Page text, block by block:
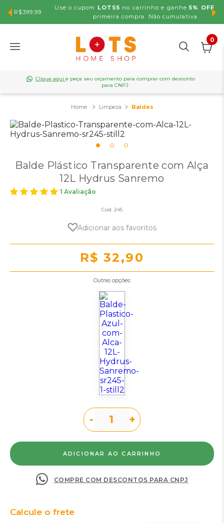
Use o cupomLOTS5no carrinho e ganhe5% OFFna sua
primeira compra. Não cumulativa.
0
Clique aqui e peça seu orçamento para comprar com desconto
para CNPJ
Limpeza Baldes
Balde Plástico Transparente com Alça
12L Hydrus Sanremo
1 Avaliação
Cod: 245
Adicionar aos favoritos
R$ 32,90
Outras opções:
- +
COMPRE COM DESCONTOS PARA CNPJ
Calcule o frete